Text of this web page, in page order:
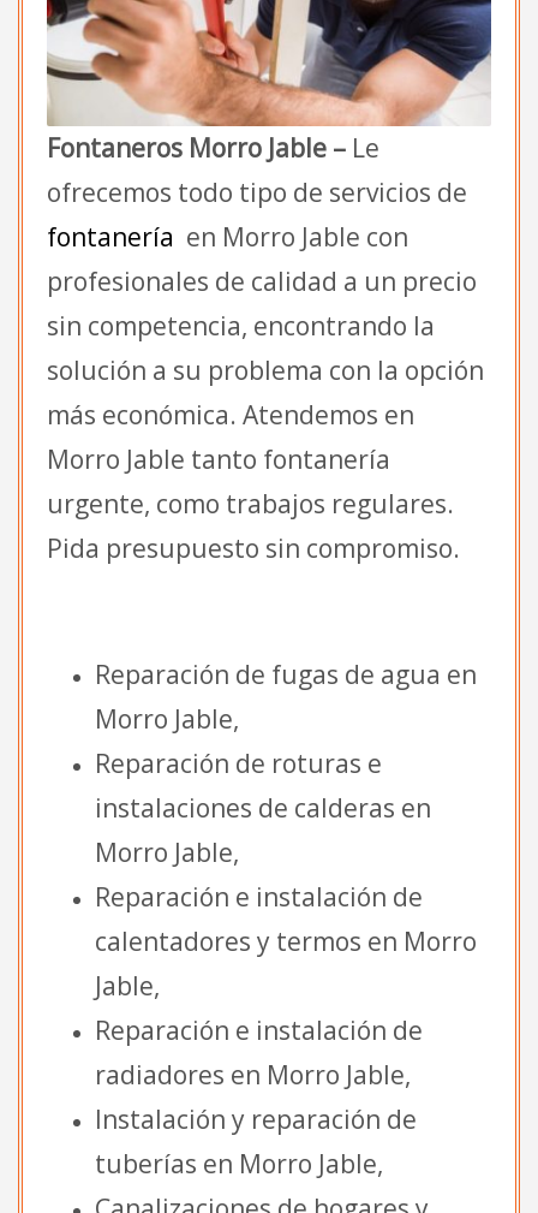
Fontaneros Morro Jable – Le
ofrecemos todo tipo de servicios de
fontanería en Morro Jable con
profesionales de calidad a un precio
sin competencia, encontrando la
solución a su problema con la opción
más económica. Atendemos en
Morro Jable tanto fontanería
urgente, como trabajos regulares.
Pida presupuesto sin compromiso.
Reparación de fugas de agua en
Morro Jable,
Reparación de roturas e
instalaciones de calderas en
Morro Jable,
Reparación e instalación de
calentadores y termos en Morro
Jable,
Reparación e instalación de
radiadores en Morro Jable,
Instalación y reparación de
tuberías en Morro Jable,